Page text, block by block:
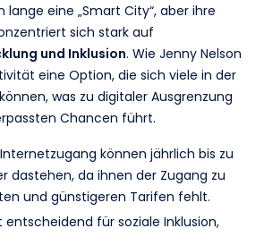
lange eine „Smart City“, aber ihre
sich stark auf
und Inklusion. Wie Jenny Nelson
eine Option, die sich viele in der
was zu digitaler Ausgrenzung
Chancen führt.
können jährlich bis zu
dastehen, da ihnen der Zugang zu
und günstigeren Tarifen fehlt.
für soziale Inklusion,